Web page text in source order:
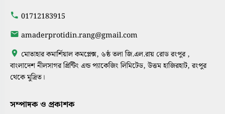
01712183915
amaderprotidin.rang@gmail.com
মোতাহার কমার্শিয়াল কমপ্লেক্স, ৬ষ্ঠ তলা জি.এল.রায় রোড রংপুর ,
বাংলাদেশ নীলসাগর প্রিন্টিং এন্ড প্যাকেজিং লিমিটেড, উত্তম হাজিরহাট, রংপুর
থেকে মুদ্রিত।
সম্পাদক ও প্রকাশক